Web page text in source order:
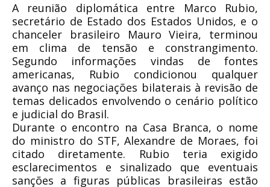
A reunião diplomática entre Marco Rubio,
secretário de Estado dos Estados Unidos, e o
chanceler brasileiro Mauro Vieira, terminou
em clima de tensão e constrangimento.
Segundo informações vindas de fontes
americanas, Rubio condicionou qualquer
avanço nas negociações bilaterais à revisão de
temas delicados envolvendo o cenário político
e judicial do Brasil.
Durante o encontro na Casa Branca, o nome
do ministro do STF, Alexandre de Moraes, foi
citado diretamente. Rubio teria exigido
esclarecimentos e sinalizado que eventuais
sanções a figuras públicas brasileiras estão